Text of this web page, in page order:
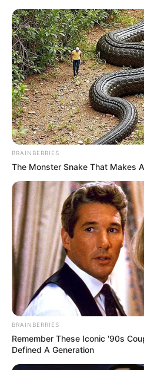
Urlaub, Ferien und
Vorpommern
Kostenlose Reiseführer
BRAINBERRIES
The Monster Snake That Makes
BRAINBERRIES
Remember These Iconic '90s
Defined A Generation